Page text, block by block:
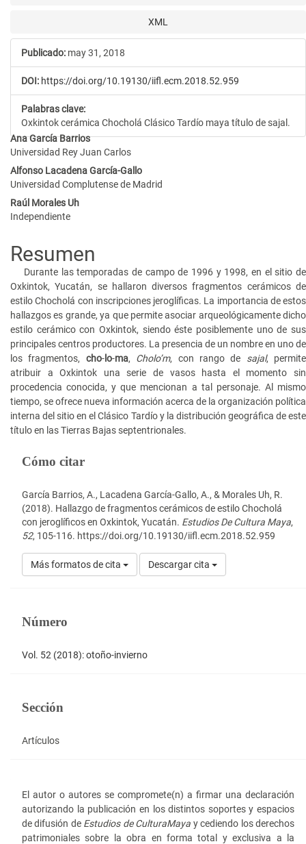
XML
Publicado: may 31, 2018
DOI: https://doi.org/10.19130/iifl.ecm.2018.52.959
Palabras clave:
Oxkintok cerámica Chocholá Clásico Tardío maya título de sajal.
Contenido
principal
del
artículo
Ana García Barrios
Universidad Rey Juan Carlos
Alfonso Lacadena García-Gallo
Universidad Complutense de Madrid
Raúl Morales Uh
Independiente
Resumen
Durante las temporadas de campo de 1996 y 1998, en el sitio de
Oxkintok, Yucatán, se hallaron diversos fragmentos cerámicos de
estilo Chocholá con inscripciones jeroglíficas. La importancia de estos
hallazgos es grande, ya que permite asociar arqueológicamente dicho
estilo cerámico con Oxkintok, siendo éste posiblemente uno de sus
principales centros productores. La presencia de un nombre en uno de
los fragmentos, cho-lo-ma, Cholo’m, con rango de sajal, permite
atribuir a Oxkintok una serie de vasos hasta el momento sin
procedencia conocida, y que mencionan a tal personaje. Al mismo
tiempo, se ofrece nueva información acerca de la organización política
interna del sitio en el Clásico Tardío y la distribución geográfica de este
título en las Tierras Bajas septentrionales.
Detalles
artículo
Cómo citar
García Barrios, A., Lacadena García-Gallo, A., & Morales Uh, R.
(2018). Hallazgo de fragmentos cerámicos de estilo Chocholá
con jeroglíficos en Oxkintok, Yucatán. Estudios De Cultura Maya,
52, 105-116. https://doi.org/10.19130/iifl.ecm.2018.52.959
Más formatos de cita Descargar cita
Número
Vol. 52 (2018): otoño-invierno
Sección
Artículos
El autor o autores se compromete(n) a firmar una declaración
autorizando la publicación en los distintos soportes y espacios
de difusión de Estudios de CulturaMaya y cediendo los derechos
patrimoniales sobre la obra en forma total y exclusiva a la